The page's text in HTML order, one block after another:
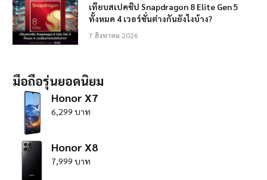
เทียบสเปคชิป Snapdragon 8 Elite Gen 5
ทั้งหมด 4 เวอร์ชั่นต่างกันยังไงบ้าง?
7 สิงหาคม 2026
มือถือรุ่นยอดนิยม
Honor X7
6,299 บาท
Honor X8
7,999 บาท